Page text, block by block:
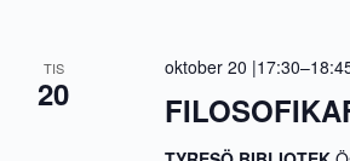
TIS
20
oktober 20 |17:30–